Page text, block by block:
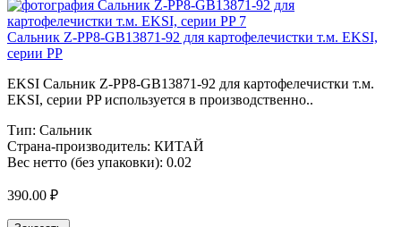
Сальник Z-PP8-GB13871-92 для картофелечистки т.м. EKSI,
серии PP
EKSI Сальник Z-PP8-GB13871-92 для картофелечистки т.м.
EKSI, серии PP используется в производственно..
Тип: Сальник
Страна-производитель: КИТАЙ
Вес нетто (без упаковки): 0.02
390.00 ₽